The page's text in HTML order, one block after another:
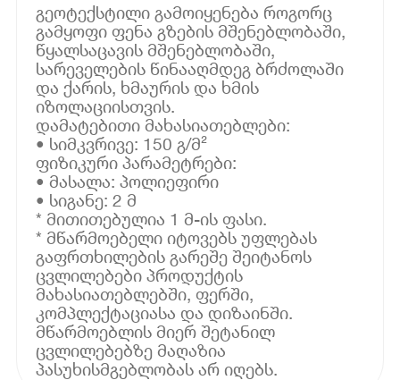
გეოტექსტილი გამოიყენება როგორც
გამყოფი ფენა გზების მშენებლობაში,
წყალსაცავის მშენებლობაში,
სარეველების წინააღმდეგ ბრძოლაში
და ქარის, ხმაურის და ხმის
იზოლაციისთვის.
დამატებითი მახასიათებლები:
• სიმკვრივე: 150 გ/მ²
ფიზიკური პარამეტრები:
• მასალა: პოლიეფირი
• სიგანე: 2 მ
* მითითებულია 1 მ-ის ფასი.
* მწარმოებელი იტოვებს უფლებას
გაფრთხილების გარეშე შეიტანოს
ცვლილებები პროდუქტის
მახასიათებლებში, ფერში,
კომპლექტაციასა და დიზაინში.
მწარმოებლის მიერ შეტანილ
ცვლილებებზე მაღაზია
პასუხისმგებლობას არ იღებს.